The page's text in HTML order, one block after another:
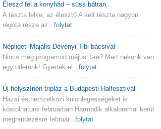
Éleszd fel a konyhád – süss bátran...
A tészta lelke, az élesztő A kelt tészta nagyon
régóta része az...folytat
Népligeti Majális Dévényi Tibi bácsival
Nincs még programod május 1-re? Mert nekünk van
egy ötletünk! Gyertek el...folytat
Új helyszínen tripláz a Budapesti Halfesztivál
Hazai és nemzetközi különlegességeket is
kóstolhatunk februárban Harmadik alkalommal kerül
megrendezésre február...folytat